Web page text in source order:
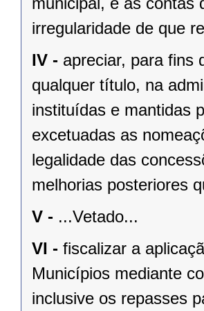
irregularidade de que
IV - apreciar, para fins
qualquer título, na
instituídas e mantidas
excetuadas as
legalidade das
melhorias posteriores
V - ...Vetado...
VI - fiscalizar a
Municípios mediante
inclusive os repasses